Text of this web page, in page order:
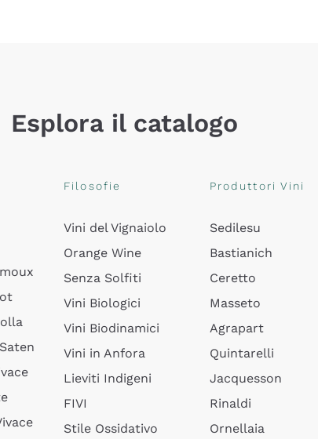
Esplora il catalogo
Filosofie
Vini del Vignaiolo
Orange Wine
Senza Solfiti
Vini Biologici
Vini Biodinamici
Vini in Anfora
Lieviti Indigeni
FIVI
Stile Ossidativo
Produttori Vini
Sedilesu
Bastianich
Ceretto
Masseto
Agrapart
Quintarelli
Jacquesson
Rinaldi
Ornellaia